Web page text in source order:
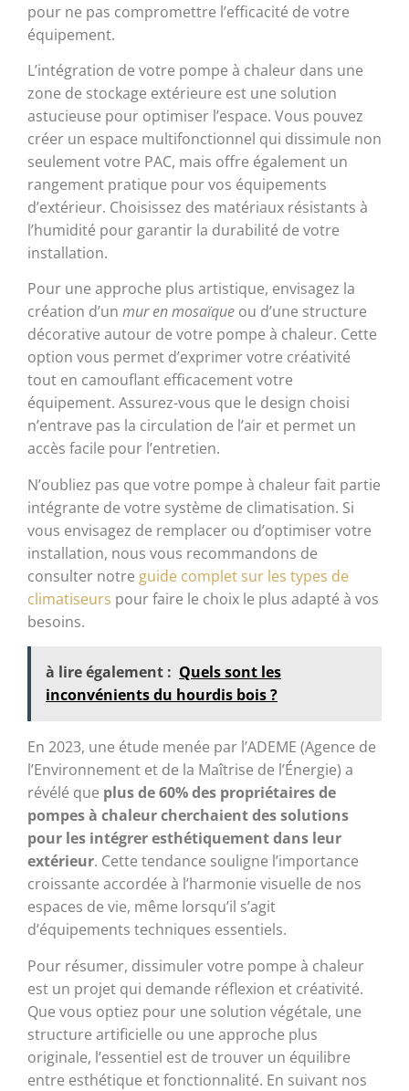
pour ne pas compromettre l’efficacité de votre
équipement.
L’intégration de votre pompe à chaleur dans une
zone de stockage extérieure est une solution
astucieuse pour optimiser l’espace. Vous pouvez
créer un espace multifonctionnel qui dissimule non
seulement votre PAC, mais offre également un
rangement pratique pour vos équipements
d’extérieur. Choisissez des matériaux résistants à
l’humidité pour garantir la durabilité de votre
installation.
Pour une approche plus artistique, envisagez la
création d’un mur en mosaïque ou d’une structure
décorative autour de votre pompe à chaleur. Cette
option vous permet d’exprimer votre créativité
tout en camouflant efficacement votre
équipement. Assurez-vous que le design choisi
n’entrave pas la circulation de l’air et permet un
accès facile pour l’entretien.
N’oubliez pas que votre pompe à chaleur fait partie
intégrante de votre système de climatisation. Si
vous envisagez de remplacer ou d’optimiser votre
installation, nous vous recommandons de
consulter notre guide complet sur les types de
climatiseurs pour faire le choix le plus adapté à vos
besoins.
à lire également : Quels sont les
inconvénients du hourdis bois ?
En 2023, une étude menée par l’ADEME (Agence de
l’Environnement et de la Maîtrise de l’Énergie) a
révélé que plus de 60% des propriétaires de
pompes à chaleur cherchaient des solutions
pour les intégrer esthétiquement dans leur
extérieur. Cette tendance souligne l’importance
croissante accordée à l’harmonie visuelle de nos
espaces de vie, même lorsqu’il s’agit
d’équipements techniques essentiels.
Pour résumer, dissimuler votre pompe à chaleur
est un projet qui demande réflexion et créativité.
Que vous optiez pour une solution végétale, une
structure artificielle ou une approche plus
originale, l’essentiel est de trouver un équilibre
entre esthétique et fonctionnalité. En suivant nos